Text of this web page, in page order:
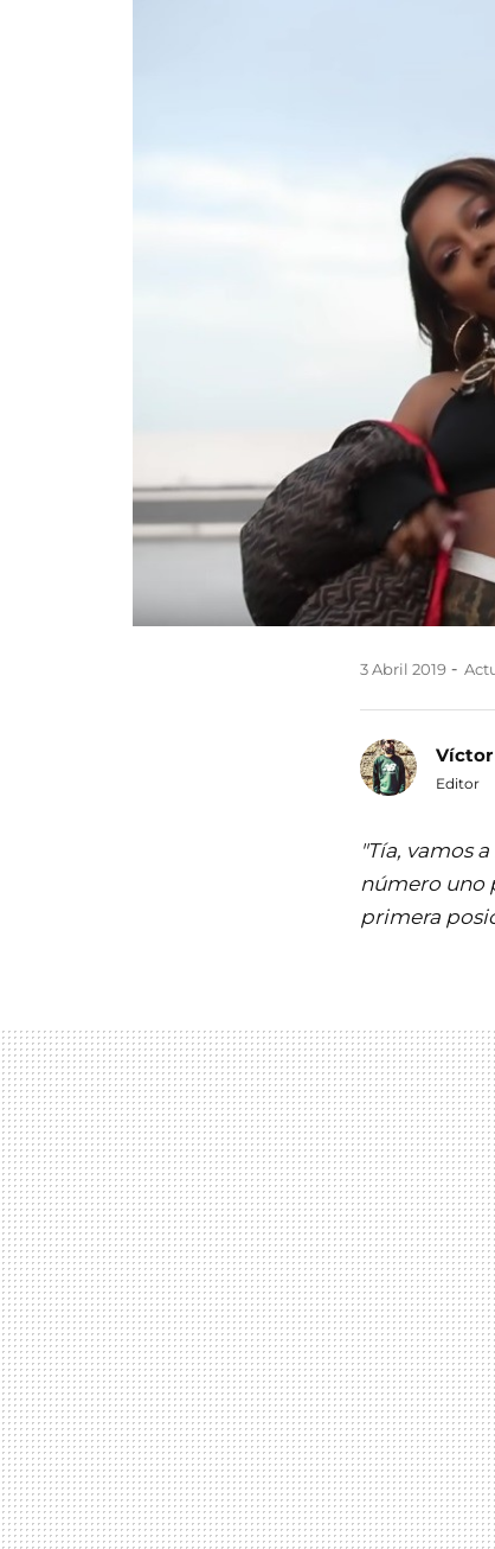
3 Abril 2019
Víctor
Editor
"Tía, vamos
número uno
primera